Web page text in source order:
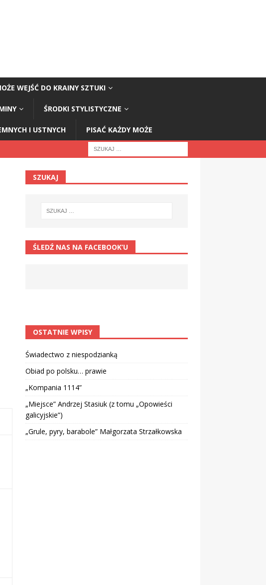
WEJŚĆ DO KRAINY SZTUKI
ŚRODKI STYLISTYCZNE
I USTNYCH PISAĆ KAŻDY MOŻE
SZUKAJ
ŚLEDŹ NAS NA FACEBOOK’U
OSTATNIE WPISY
Świadectwo z niespodzianką
Obiad po polsku… prawie
„Kompania 1114”
„Miejsce” Andrzej Stasiuk (z tomu „Opowieści
galicyjskie”)
„Grule, pyry, barabole” Małgorzata Strzałkowska